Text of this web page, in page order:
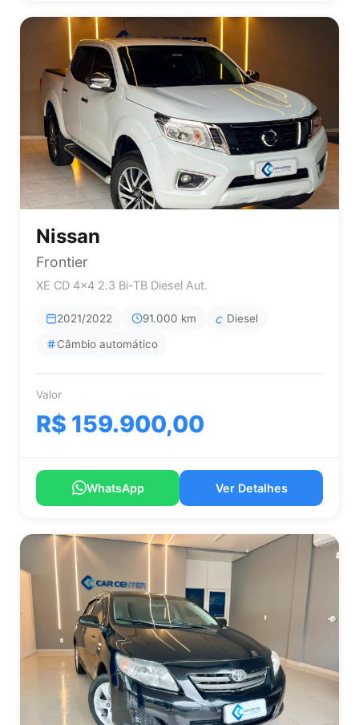
Nissan
Frontier
XE CD 4x4 2.3 Bi-TB Diesel Aut.
2021/2022 91.000 km
Diesel
Câmbio automático
Valor
R$ 159.900,00
WhatsApp Ver Detalhes